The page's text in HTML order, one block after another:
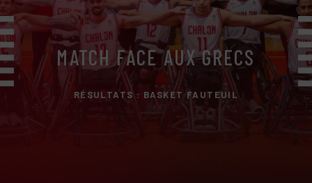
MATCH FACE AUX GRECS
RÉSULTATS : BASKET FAUTEUIL